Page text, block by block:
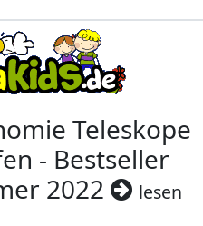
Teleskope
- Bestseller
2022
lesen